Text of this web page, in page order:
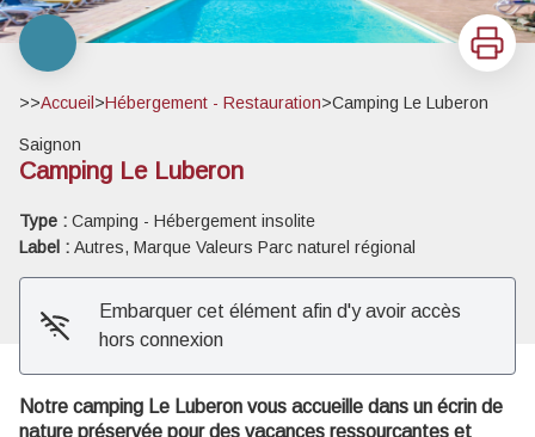
Imprimer
>>Accueil >Hébergement - Restauration>Camping Le Luberon
Saignon
Camping Le Luberon
Type : Camping - Hébergement insolite
Label : Autres, Marque Valeurs Parc naturel régional
Embarquer cet élément afin d'y avoir accès
hors connexion
Notre camping Le Luberon vous accueille dans un écrin de
nature préservée pour des vacances ressourçantes et